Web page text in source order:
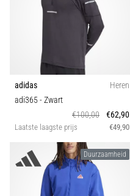
Toon
alle
artikelen
adidas
Heren
adi365- Zwart
€100,00
€62,90
Laatste laagste prijs €49,90
Duurzaamheid